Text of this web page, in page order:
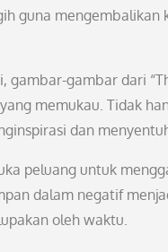
guna
gambar-gambar dari
memukau. Tidak
dan
peluang untuk
dalam negatif
oleh waktu.